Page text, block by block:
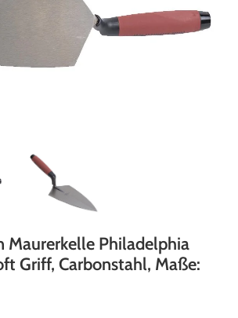
Maurerkelle Philadelphia
Griff, Carbonstahl, Maße: